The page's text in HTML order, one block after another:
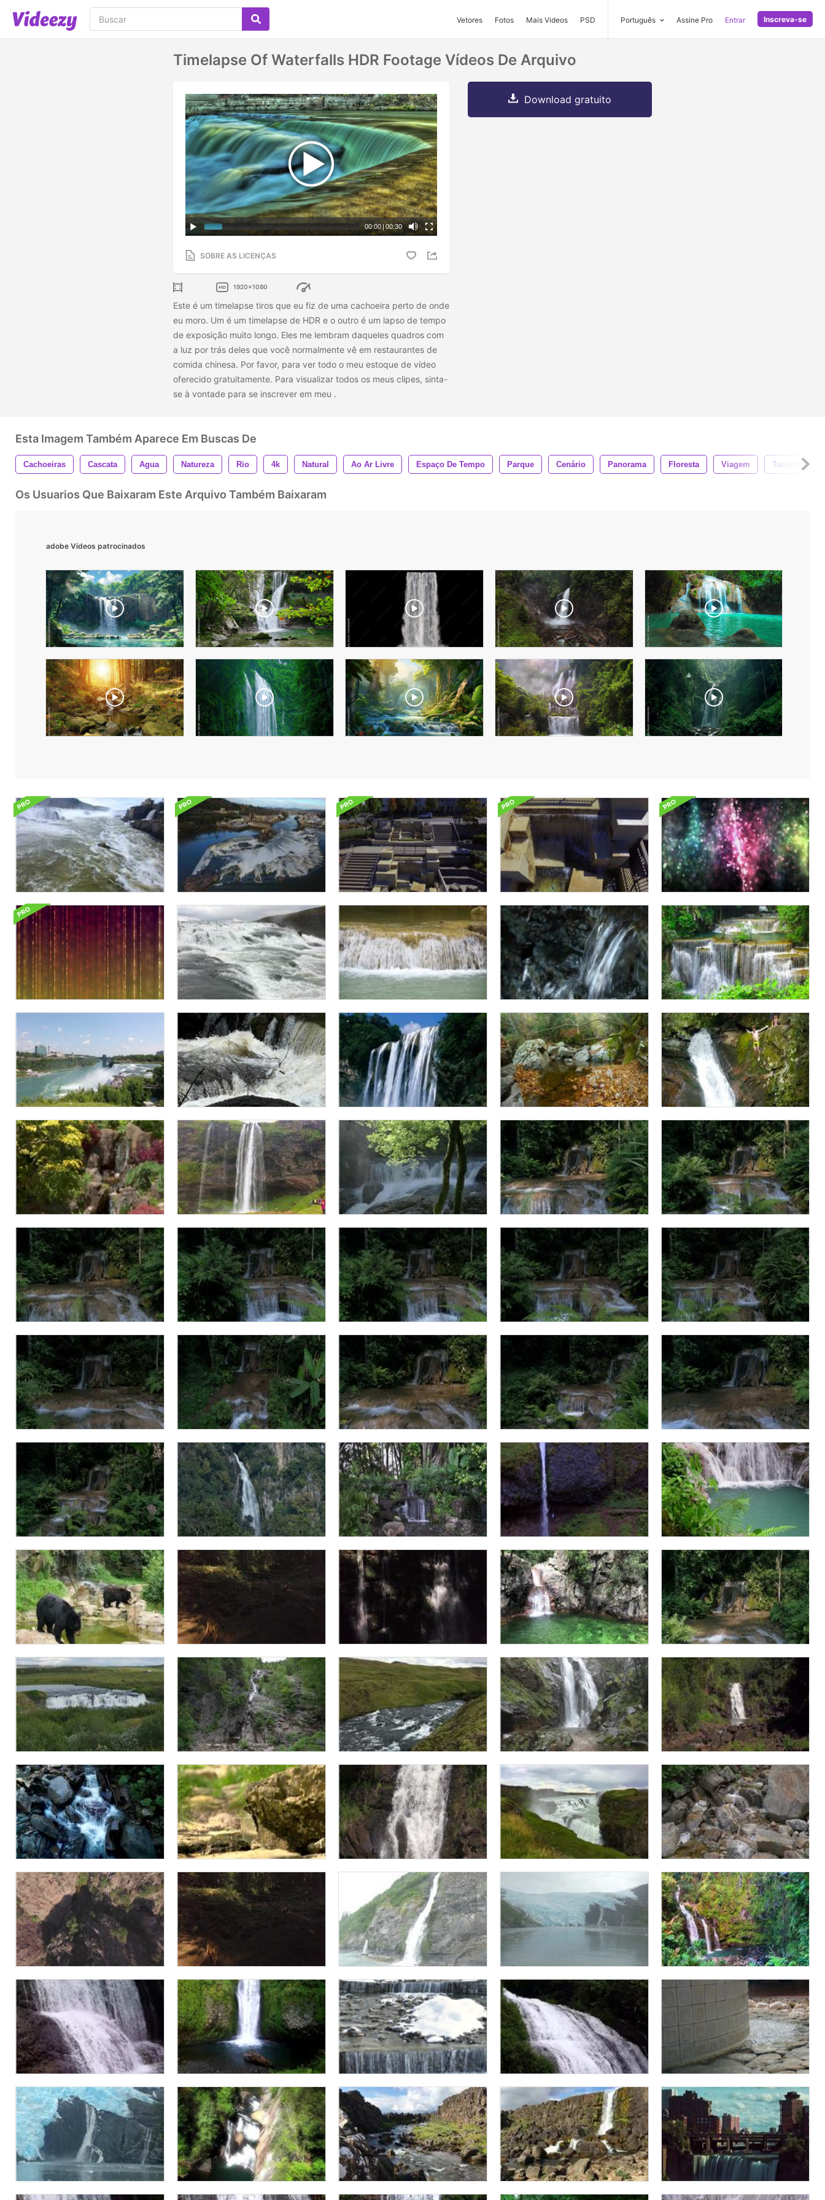
Vetores Fotos Mais Videos PSD Português Assine Pro Entrar Inscreva-se
Timelapse Of Waterfalls HDR Footage Vídeos De Arquivo
00:00 | 00:30
SOBRE AS LICENÇAS
1920x1080
Este é um timelapse tiros que eu fiz de uma cachoeira perto de onde
eu moro. Um é um timelapse de HDR e o outro é um lapso de tempo
de exposição muito longo. Eles me lembram daqueles quadros com
a luz por trás deles que você normalmente vê em restaurantes de
comida chinesa. Por favor, para ver todo o meu estoque de vídeo
oferecido gratuitamente. Para visualizar todos os meus clipes, sinta-
se à vontade para se inscrever em meu .
Download gratuito
Esta Imagem Também Aparece Em Buscas De
Cachoeiras Cascata Agua Natureza Rio 4k Natural Ao Ar Livre Espaço De Tempo Parque Cenário Panorama Floresta Viagem Turismo
Os Usuarios Que Baixaram Este Arquivo Também Baixaram
adobe Vídeos patrocinados